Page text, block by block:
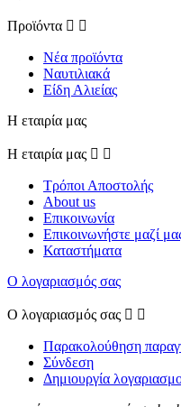
Προϊόντα  
Νέα προϊόντα
Ναυτιλιακά
Είδη Αλιείας
Η εταιρία μας
Η εταιρία μας  
Τρόποι Αποστολής
About us
Επικοινωνία
Επικοινωνήστε μαζί
Καταστήματα
Ο λογαριασμός σας
Ο λογαριασμός σας  
Παρακολούθηση
Σύνδεση
Δημιουργία